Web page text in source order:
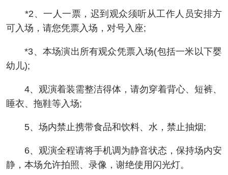
*2、一人一票，迟到观众须听从工作人员安排方
可入场，请您凭票入场，对号入座;
*3、本场演出所有观众凭票入场(包括一米以下婴
幼儿);
4、观演着装需整洁得体，请勿穿着背心、短裤、
睡衣、拖鞋等入场;
5、场内禁止携带食品和饮料、水，禁止抽烟;
6、观演全程请将手机调为静音状态，保持场内安
静，本场允许拍照、录像，谢绝使用闪光灯。